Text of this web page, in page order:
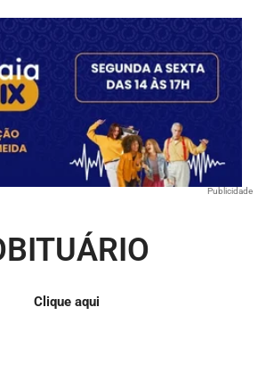
Publicidade
Clique aqui